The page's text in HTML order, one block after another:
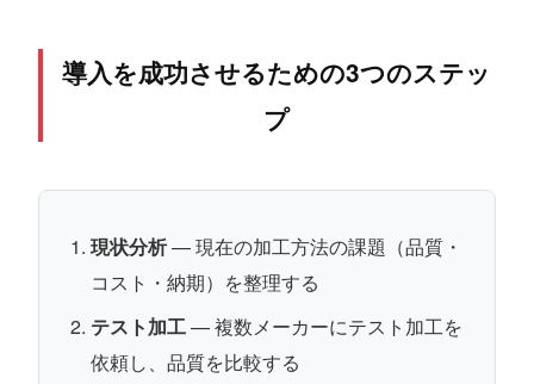
導入を成功させるための3つのステッ
プ
現状分析— 現在の加工方法の課題（品質・
コスト・納期）を整理する
テスト加工— 複数メーカーにテスト加工を
依頼し、品質を比較する